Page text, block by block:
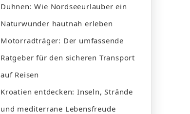
Duhnen: Wie Nordseeurlauber ein
Naturwunder hautnah erleben
Motorradträger: Der umfassende
Ratgeber für den sicheren Transport
auf Reisen
Kroatien entdecken: Inseln, Strände
und mediterrane Lebensfreude